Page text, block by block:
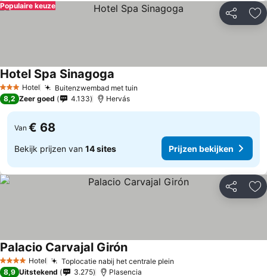
Delen
Populaire keuze
3 SterrenHotel Buitenzwembad met tuin
Hotel Spa Sinagoga
8,2 Zeer goed 4.133 Hervás
Van € 68
Bekijk prijzen van 14 sites Prijzen bekijken
Delen
4 SterrenHotel Toplocatie nabij het centrale plein
Palacio Carvajal Girón
8,9 Uitstekend 3.275 Plasencia